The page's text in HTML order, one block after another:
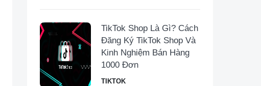
TikTok Shop Là Gì? Cách
Đăng Ký TikTok Shop Và
Kinh Nghiệm Bán Hàng
1000 Đơn
TIKTOK